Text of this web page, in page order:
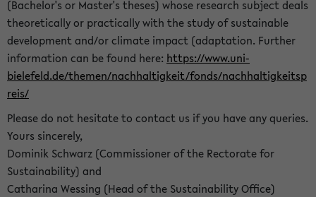
(Bachelor's or Master's theses) whose research subject deals
theoretically or practically with the study of sustainable
development and/or climate impact (adaptation. Further
information can be found here: https://www.uni-
bielefeld.de/themen/nachhaltigkeit/fonds/nachhaltigkeitsp
reis/
Please do not hesitate to contact us if you have any queries.
Yours sincerely,
Dominik Schwarz (Commissioner of the Rectorate for
Sustainability) and
Catharina Wessing (Head of the Sustainability Office)